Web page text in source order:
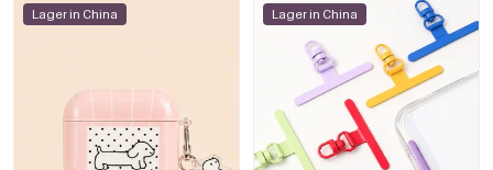
Lager in China Lager in China